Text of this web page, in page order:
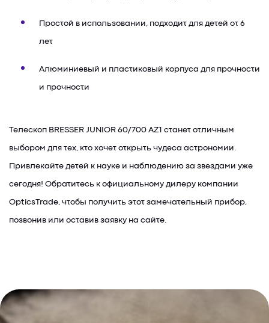
Простой в использовании, подходит для детей от 6
лет
Алюминиевый и пластиковый корпуса для прочности
и прочности
Телескоп BRESSER JUNIOR 60/700 AZ1 станет отличным
выбором для тех, кто хочет открыть чудеса астрономии.
Привлекайте детей к науке и наблюдению за звездами уже
сегодня! Обратитесь к официальному дилеру компании
OpticsTrade, чтобы получить этот замечательный прибор,
позвонив или оставив заявку на сайте.